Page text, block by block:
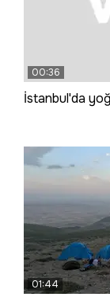
00:36
İstanbul'da
01:44